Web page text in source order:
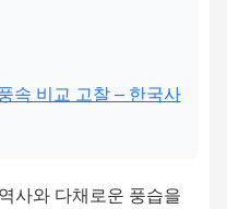
속 비교 고찰 – 한국사
사와 다채로운 풍습을